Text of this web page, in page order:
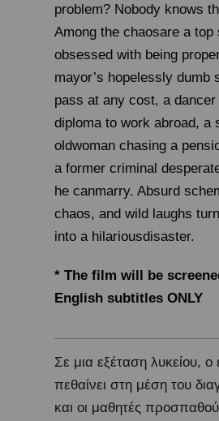
problem? Nobody knows
Among the chaosare a top
obsessed with being
mayor’s hopelessly dumb
pass at any cost, a
diploma to work abroad, a
oldwoman chasing a
a former criminal
he canmarry. Absurd
chaos, and wild laughs
into a hilariousdisaster.
* The film will be
English subtitles ONLY
Σε μια εξέταση λυκείου, ο
πεθαίνει στη μέση του
και οι μαθητές